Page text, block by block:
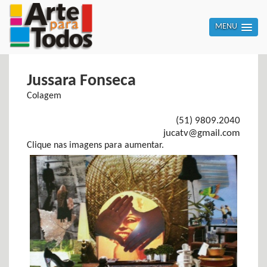
MENU
Jussara Fonseca
Colagem
(51) 9809.2040
jucatv@gmail.com
Clique nas imagens para aumentar.